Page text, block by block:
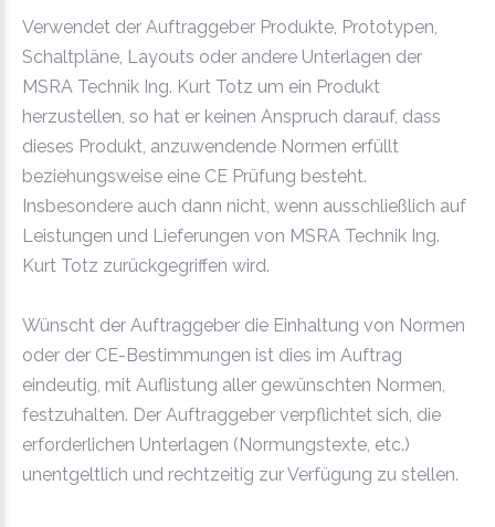
Verwendet der Auftraggeber Produkte, Prototypen,
Schaltpläne, Layouts oder andere Unterlagen der
MSRA Technik Ing. Kurt Totz um ein Produkt
herzustellen, so hat er keinen Anspruch darauf, dass
dieses Produkt, anzuwendende Normen erfüllt
beziehungsweise eine CE Prüfung besteht.
Insbesondere auch dann nicht, wenn ausschließlich auf
Leistungen und Lieferungen von MSRA Technik Ing.
Kurt Totz zurückgegriffen wird.
Wünscht der Auftraggeber die Einhaltung von Normen
oder der CE-Bestimmungen ist dies im Auftrag
eindeutig, mit Auflistung aller gewünschten Normen,
festzuhalten. Der Auftraggeber verpflichtet sich, die
erforderlichen Unterlagen (Normungstexte, etc.)
unentgeltlich und rechtzeitig zur Verfügung zu stellen.